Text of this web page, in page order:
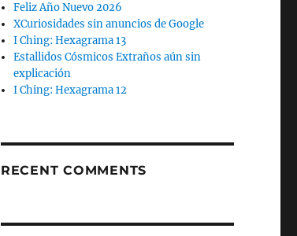
Feliz Año Nuevo 2026
XCuriosidades sin anuncios de Google
I Ching: Hexagrama 13
Estallidos Cósmicos Extraños aún sin
explicación
I Ching: Hexagrama 12
RECENT COMMENTS